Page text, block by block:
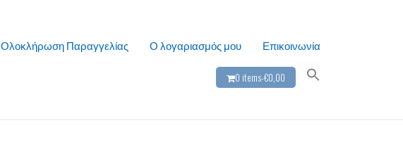
Ολοκλήρωση Παραγγελίας Ο λογαριασμός μου Επικοινωνία
0 items-€0,00